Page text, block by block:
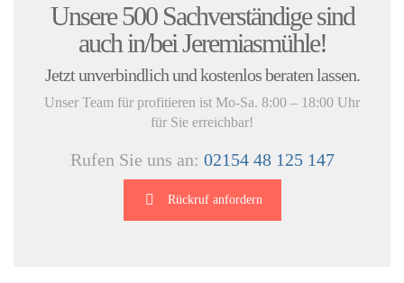
Unsere 500 Sachverständige sind
auch in/bei Jeremiasmühle!
Jetzt unverbindlich und kostenlos beraten lassen.
Unser Team für profitieren ist Mo-Sa. 8:00 – 18:00 Uhr
für Sie erreichbar!
Rufen Sie uns an: 02154 48 125 147
Rückruf anfordern